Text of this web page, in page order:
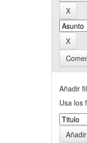
Añadir
Usa los